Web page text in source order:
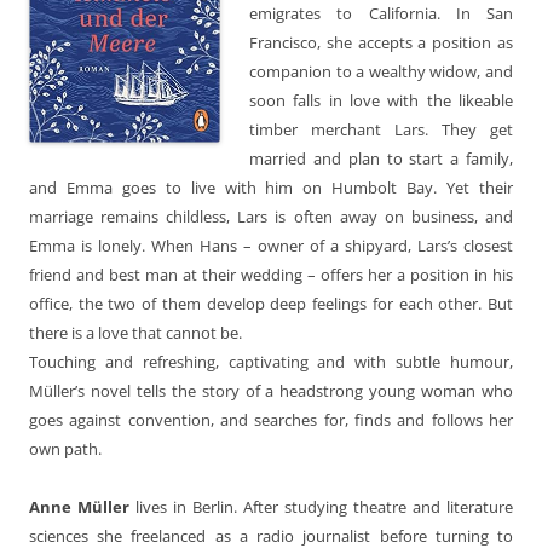
emigrates to California. In San
Francisco, she accepts a position as
companion to a wealthy widow, and
soon falls in love with the likeable
timber merchant Lars. They get
married and plan to start a family,
and Emma goes to live with him on Humbolt Bay. Yet their
marriage remains childless, Lars is often away on business, and
Emma is lonely. When Hans – owner of a shipyard, Lars’s closest
friend and best man at their wedding – offers her a position in his
office, the two of them develop deep feelings for each other. But
there is a love that cannot be.
Touching and refreshing, captivating and with subtle humour,
Müller’s novel tells the story of a headstrong young woman who
goes against convention, and searches for, finds and follows her
own path.
Anne Müller lives in Berlin. After studying theatre and literature
sciences she freelanced as a radio journalist before turning to